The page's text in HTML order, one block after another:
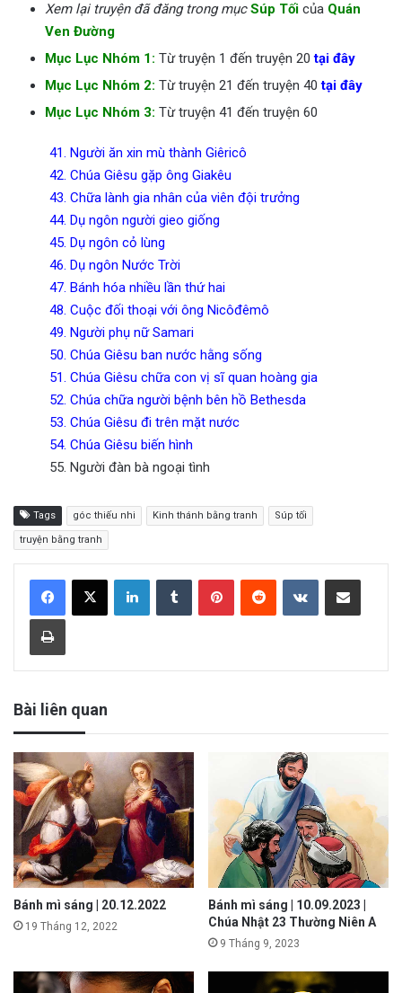
Xem lại truyện đã đăng trong mụcSúp Tối của Quán
Ven Đường
Mục Lục Nhóm 1: Từ truyện 1 đến truyện 20tại đây
Mục Lục Nhóm 2: Từ truyện 21 đến truyện 40 tại đây
Mục Lục Nhóm 3: Từ truyện 41 đến truyện 60
41. Người ăn xin mù thành Giêricô
42. Chúa Giêsu gặp ông Giakêu
43. Chữa lành gia nhân của viên đội trưởng
44. Dụ ngôn người gieo giống
45. Dụ ngôn cỏ lùng
46. Dụ ngôn Nước Trời
47. Bánh hóa nhiều lần thứ hai
48. Cuộc đối thoại với ông Nicôđêmô
49. Người phụ nữ Samari
50. Chúa Giêsu ban nước hằng sống
51. Chúa Giêsu chữa con vị sĩ quan hoàng gia
52. Chúa chữa người bệnh bên hồ Bethesda
53. Chúa Giêsu đi trên mặt nước
54. Chúa Giêsu biến hình
55. Người đàn bà ngoại tình
Tags góc thiếu nhi Kinh thánh bằng tranh Súp tối
truyện bằng tranh
Bài liên quan
Bánh mì sáng | 20.12.2022
19 Tháng 12, 2022
Bánh mì sáng | 10.09.2023 |
Chúa Nhật 23 Thường Niên A
9 Tháng 9, 2023